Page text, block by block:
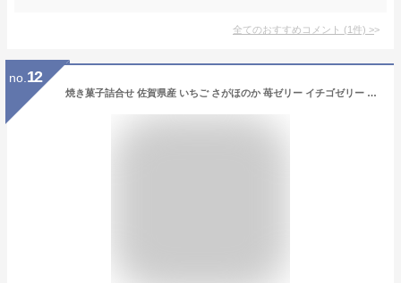
全てのおすすめコメント (1件) >
no. 12
焼き菓子詰合せ 佐賀県産 いちご さがほのか 苺ゼリー イチゴゼリー いちごゼリー 米粉 クッキー 洋菓子 お取り寄せ ギフト ご褒美 おやつ 九州 佐賀